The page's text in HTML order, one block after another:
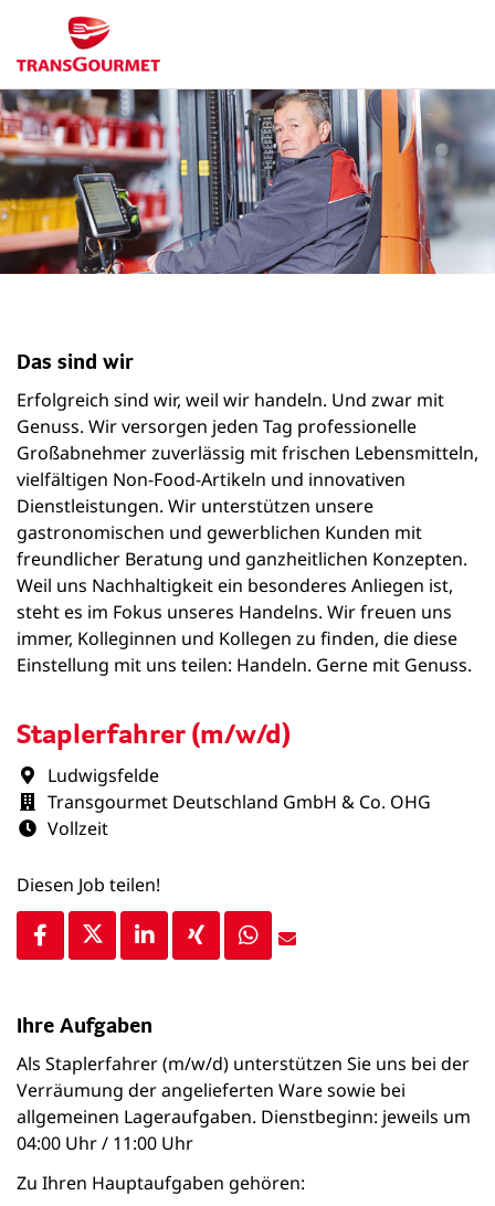
Staplerfahrer (m/w/d)
Ludwigsfelde
Transgourmet Deutschland GmbH & Co. OHG
Vollzeit
Diesen Job teilen!
Das sind wir
Erfolgreich sind wir, weil wir handeln. Und zwar mit
Genuss. Wir versorgen jeden Tag professionelle
Großabnehmer zuverlässig mit frischen Lebensmitteln,
vielfältigen Non-Food-Artikeln und innovativen
Dienstleistungen. Wir unterstützen unsere
gastronomischen und gewerblichen Kunden mit
freundlicher Beratung und ganzheitlichen Konzepten.
Weil uns Nachhaltigkeit ein besonderes Anliegen ist,
steht es im Fokus unseres Handelns. Wir freuen uns
immer, Kolleginnen und Kollegen zu finden, die diese
Einstellung mit uns teilen: Handeln. Gerne mit Genuss.
Ihre Aufgaben
Als Staplerfahrer (m/w/d) unterstützen Sie uns bei der
Verräumung der angelieferten Ware sowie bei
allgemeinen Lageraufgaben. Dienstbeginn: jeweils um
04:00 Uhr / 11:00 Uhr
Zu Ihren Hauptaufgaben gehören: